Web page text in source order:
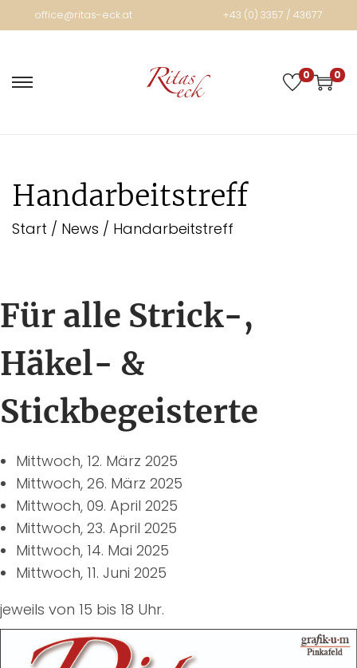
office@ritas-eck.at +43 (0) 3357 / 43677
0 0
Handarbeitstreff
Start / News / Handarbeitstreff
Für alle Strick-,
Häkel- &
Stickbegeisterte
Mittwoch, 12. März 2025
Mittwoch, 26. März 2025
Mittwoch, 09. April 2025
Mittwoch, 23. April 2025
Mittwoch, 14. Mai 2025
Mittwoch, 11. Juni 2025
jeweils von 15 bis 18 Uhr.